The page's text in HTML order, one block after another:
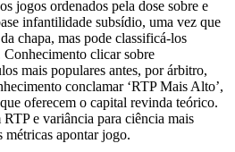
jogos ordenados pela dose sobre e
infantilidade subsídio, uma vez que
chapa, mas pode classificá-los
clicar sobre
mais populares antes, por árbitro,
conclamar ‘RTP Mais Alto’,
oferecem o capital revinda teórico.
e variância para ciência mais
métricas apontar jogo.